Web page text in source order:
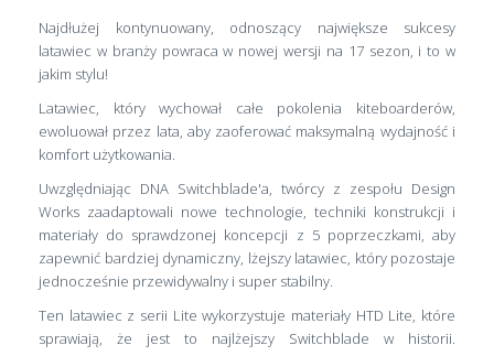
Najdłużej kontynuowany, odnoszący największe sukcesy
latawiec w branży powraca w nowej wersji na 17 sezon, i to w
jakim stylu!
Latawiec, który wychował całe pokolenia kiteboarderów,
ewoluował przez lata, aby zaoferować maksymalną wydajność i
komfort użytkowania.
Uwzględniając DNA Switchblade'a, twórcy z zespołu Design
Works zaadaptowali nowe technologie, techniki konstrukcji i
materiały do sprawdzonej koncepcji z 5 poprzeczkami, aby
zapewnić bardziej dynamiczny, lżejszy latawiec, który pozostaje
jednocześnie przewidywalny i super stabilny.
Ten latawiec z serii Lite wykorzystuje materiały HTD Lite, które
sprawiają, że jest to najlżejszy Switchblade w historii.